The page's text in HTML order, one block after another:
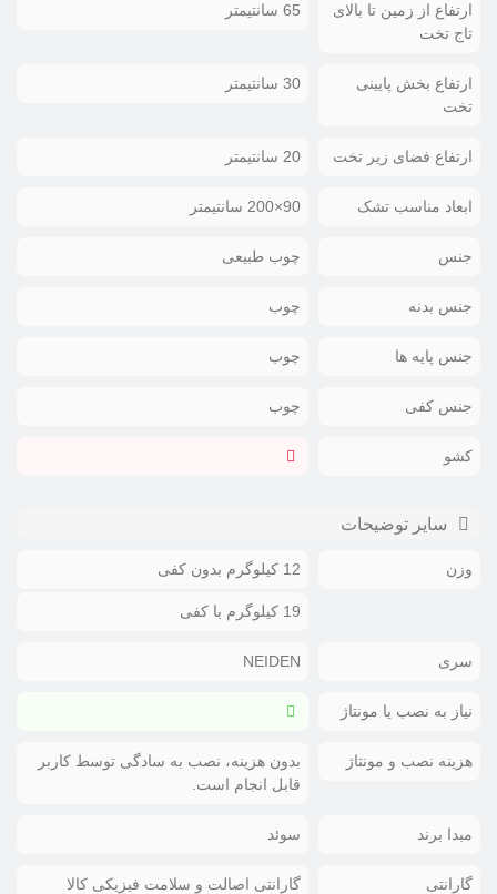
ارتفاع از زمین تا بالای
تاج تخت
65 سانتیمتر
ارتفاع بخش پایینی
تخت
30 سانتیمتر
ارتفاع فضای زیر تخت 20 سانتیمتر
ابعاد مناسب تشک 90×200 سانتیمتر
جنس چوب طبیعی
جنس بدنه چوب
جنس پایه ها چوب
جنس کفی چوب
کشو
سایر توضیحات
وزن 12 کیلوگرم بدون کفی
19 کیلوگرم با کفی
سری NEIDEN
نیاز به نصب یا مونتاژ
هزینه نصب و مونتاژ
بدون هزینه، نصب به سادگی توسط کاربر
قابل انجام است.
مبدا برند سوئد
گارانتی گارانتی اصالت و سلامت فیزیکی کالا